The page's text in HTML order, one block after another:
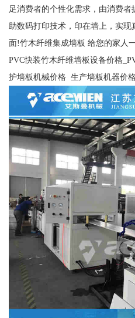
足消费者的个性化需求，由消费
助数码打印技术，印在墙上，实
面!竹木纤维集成墙板 给您的家人
PVC快装竹木纤维墙板设备价格
护墙板机械价格 生产墙板机器价